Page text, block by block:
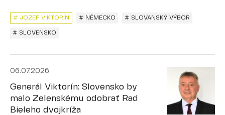
# NĚMECKO # SLOVANSKÝ VÝBOR
# SLOVENSKO
# JOZEF VIKTORÍN
06.07.2026
Generál Viktorín: Slovensko by
malo Zelenskému odobrať Rad
Bieleho dvojkríža